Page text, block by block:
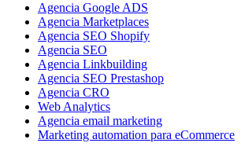
Agencia Google ADS
Agencia Marketplaces
Agencia SEO Shopify
Agencia SEO
Agencia Linkbuilding
Agencia SEO Prestashop
Agencia CRO
Web Analytics
Agencia email marketing
Marketing automation para eCommerce